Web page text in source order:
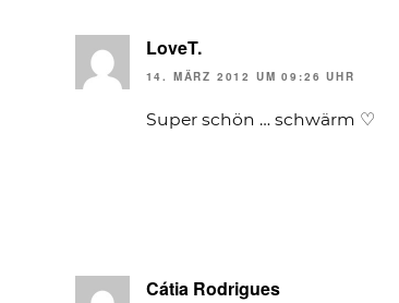
LoveT.
14. MÄRZ 2012 UM 09:26 UHR
Super schön … schwärm ♡
Cátia Rodrigues